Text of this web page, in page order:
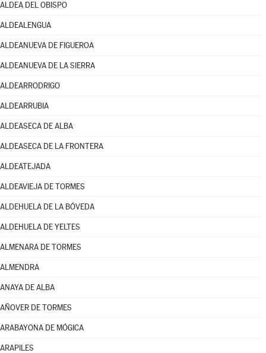
ALDEA DEL OBISPO
ALDEALENGUA
ALDEANUEVA DE FIGUEROA
ALDEANUEVA DE LA SIERRA
ALDEARRODRIGO
ALDEARRUBIA
ALDEASECA DE ALBA
ALDEASECA DE LA FRONTERA
ALDEATEJADA
ALDEAVIEJA DE TORMES
ALDEHUELA DE LA BÓVEDA
ALDEHUELA DE YELTES
ALMENARA DE TORMES
ALMENDRA
ANAYA DE ALBA
AÑOVER DE TORMES
ARABAYONA DE MÓGICA
ARAPILES